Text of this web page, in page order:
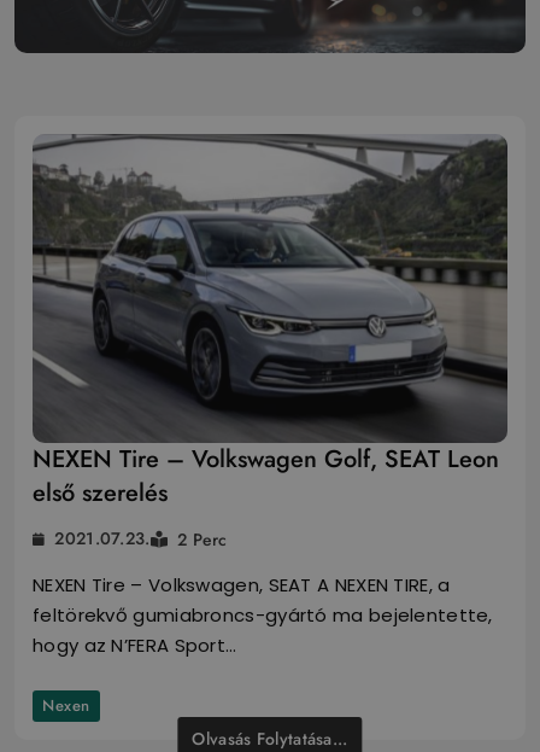
NEXEN Tire – Volkswagen Golf, SEAT Leon
első szerelés
2021.07.23. 2 Perc
NEXEN Tire – Volkswagen, SEAT A NEXEN TIRE, a
feltörekvő gumiabroncs-gyártó ma bejelentette,
hogy az N’FERA Sport…
Nexen
Olvasás Folytatása...